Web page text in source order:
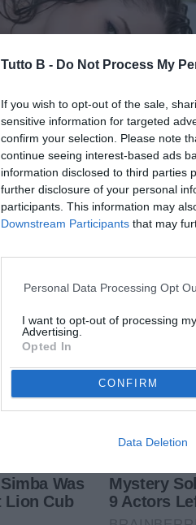
Tutto B - Do Not Process My
If you wish to opt-out of the sale,
sensitive information for targeted
confirm your selection. Please note
continue seeing interest-based ads
information disclosed to third parties
further disclosure of your personal
participants. This information may
Downstream Participants that may
Personal Data Processing Opt
I want to opt-out of processing
Advertising.
Opted In
CONFIRM
Data Deletion